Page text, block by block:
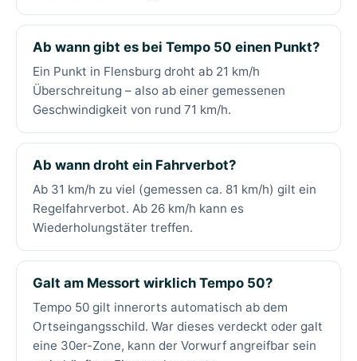
Ab wann gibt es bei Tempo 50 einen Punkt?
Ein Punkt in Flensburg droht ab 21 km/h
Überschreitung – also ab einer gemessenen
Geschwindigkeit von rund 71 km/h.
Ab wann droht ein Fahrverbot?
Ab 31 km/h zu viel (gemessen ca. 81 km/h) gilt ein
Regelfahrverbot. Ab 26 km/h kann es
Wiederholungstäter treffen.
Galt am Messort wirklich Tempo 50?
Tempo 50 gilt innerorts automatisch ab dem
Ortseingangsschild. War dieses verdeckt oder galt
eine 30er-Zone, kann der Vorwurf angreifbar sein